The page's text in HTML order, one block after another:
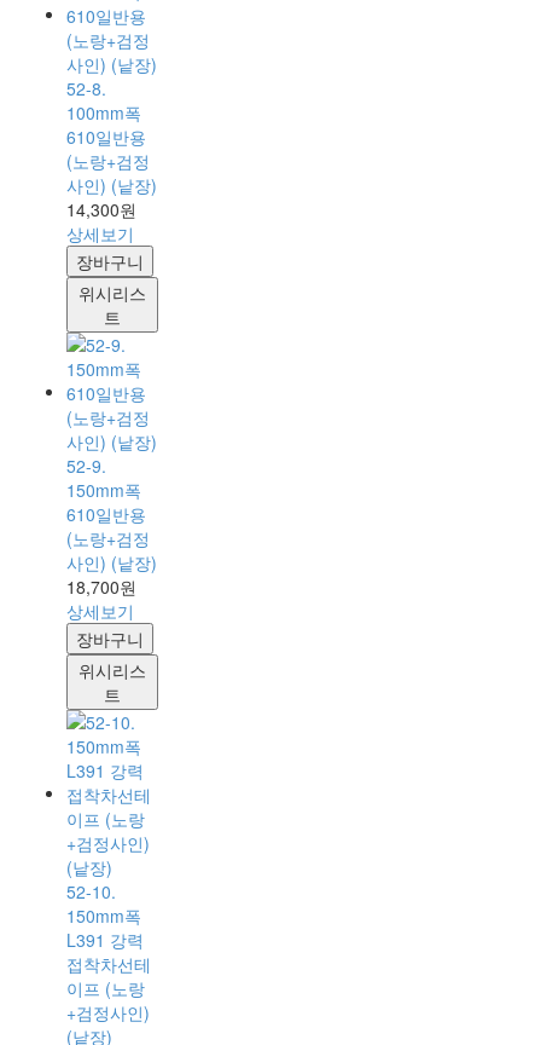
52-8.
100mm폭
610일반용
(노랑+검정
사인) (낱장)
14,300원
상세보기
장바구니
위시리스
트
52-9.
150mm폭
610일반용
(노랑+검정
사인) (낱장)
18,700원
상세보기
장바구니
위시리스
트
52-10.
150mm폭
L391 강력
접착차선테
이프 (노랑
+검정사인)
(낱장)